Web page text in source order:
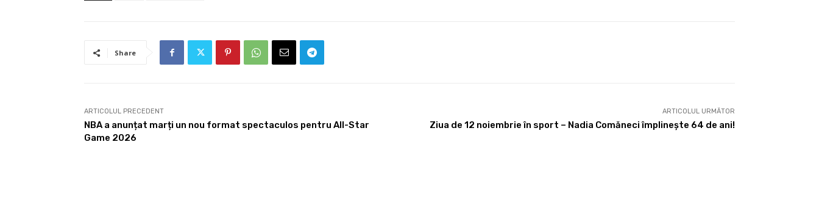
Share
ARTICOLUL PRECEDENT
NBA a anunțat marți un nou format spectaculos pentru All-Star
Game 2026
ARTICOLUL URMĂTOR
Ziua de 12 noiembrie în sport – Nadia Comăneci împlinește 64 de ani!